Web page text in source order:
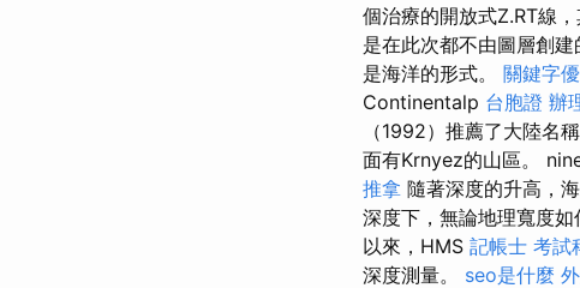
個治療的開放式Z.RT線
是在此次都不由圖層創
是海洋的形式。 關鍵字
Continentalp 台胞證 辦
（1992）推薦了大陸名稱
面有Krnyez的山區。
推拿 隨著深度的升高，
深度下，無論地理寬度如
以來，HMS 記帳士 考試
深度測量。 seo是什麼